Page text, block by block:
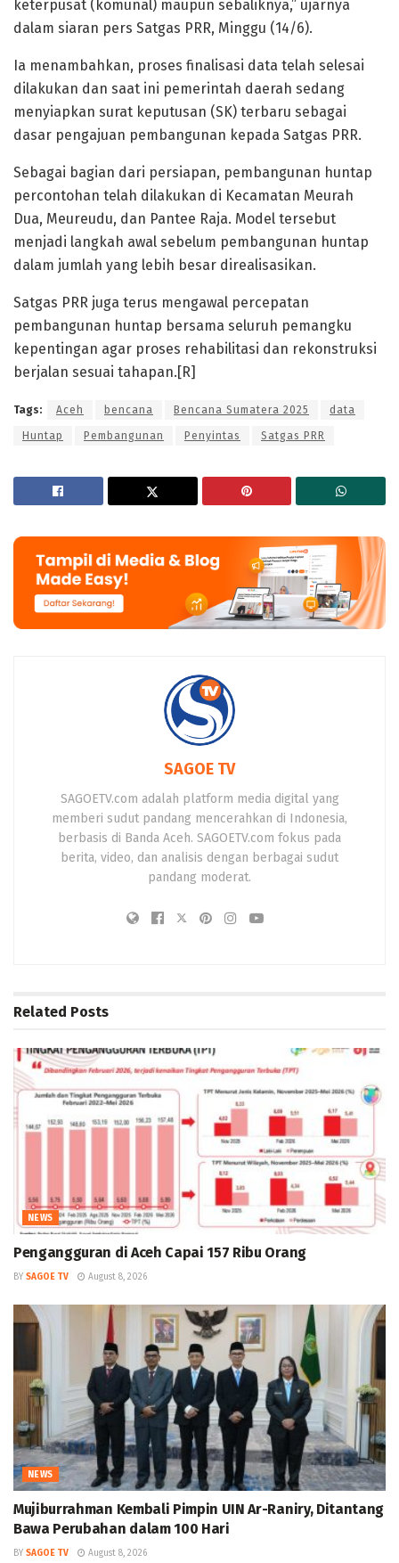
keterpusat (komunal) maupun sebaliknya,” ujarnya
dalam siaran pers Satgas PRR, Minggu (14/6).
Ia menambahkan, proses finalisasi data telah selesai
dilakukan dan saat ini pemerintah daerah sedang
menyiapkan surat keputusan (SK) terbaru sebagai
dasar pengajuan pembangunan kepada Satgas PRR.
Sebagai bagian dari persiapan, pembangunan huntap
percontohan telah dilakukan di Kecamatan Meurah
Dua, Meureudu, dan Pantee Raja. Model tersebut
menjadi langkah awal sebelum pembangunan huntap
dalam jumlah yang lebih besar direalisasikan.
Satgas PRR juga terus mengawal percepatan
pembangunan huntap bersama seluruh pemangku
kepentingan agar proses rehabilitasi dan rekonstruksi
berjalan sesuai tahapan.[R]
Tags: Aceh bencana Bencana Sumatera 2025 data
Huntap Pembangunan Penyintas Satgas PRR
SAGOE TV
SAGOETV.com adalah platform media digital yang
memberi sudut pandang mencerahkan di Indonesia,
berbasis di Banda Aceh. SAGOETV.com fokus pada
berita, video, dan analisis dengan berbagai sudut
pandang moderat.
Related Posts
NEWS
Pengangguran di Aceh Capai 157 Ribu Orang
BY SAGOE TV August 8, 2026
NEWS
Mujiburrahman Kembali Pimpin UIN Ar-Raniry, Ditantang
Bawa Perubahan dalam 100 Hari
BY SAGOE TV August 8, 2026